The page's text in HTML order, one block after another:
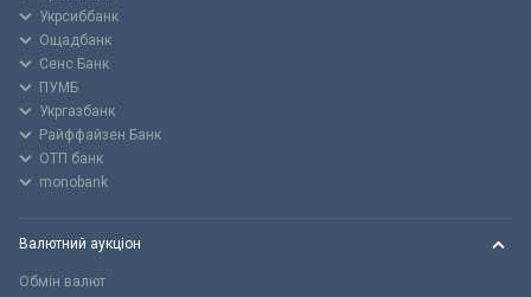
Укрсиббанк
Ощадбанк
Сенс Банк
ПУМБ
Укргазбанк
Райффайзен Банк
ОТП банк
monobank
Валютний аукціон
Обмін валют